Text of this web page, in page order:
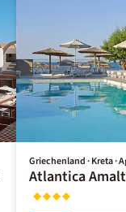
Griechenland · Kreta ·
Atlantica